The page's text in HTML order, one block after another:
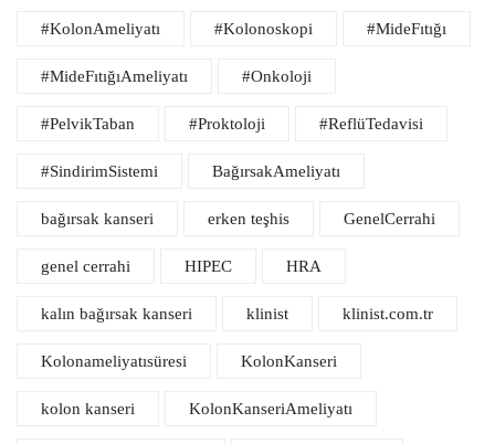
#KolonAmeliyatı #Kolonoskopi #MideFıtığı
#MideFıtığıAmeliyatı #Onkoloji
#PelvikTaban #Proktoloji #ReflüTedavisi
#SindirimSistemi BağırsakAmeliyatı
bağırsak kanseri erken teşhis GenelCerrahi
genel cerrahi HIPEC HRA
kalın bağırsak kanseri klinist klinist.com.tr
Kolonameliyatısüresi KolonKanseri
kolon kanseri KolonKanseriAmeliyatı